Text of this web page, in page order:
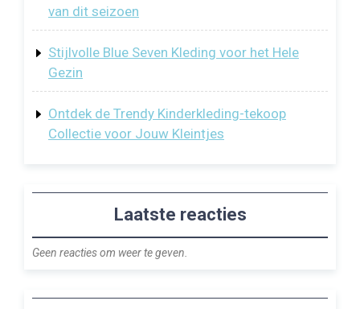
van dit seizoen
Stijlvolle Blue Seven Kleding voor het Hele
Gezin
Ontdek de Trendy Kinderkleding-tekoop
Collectie voor Jouw Kleintjes
Laatste reacties
Geen reacties om weer te geven.